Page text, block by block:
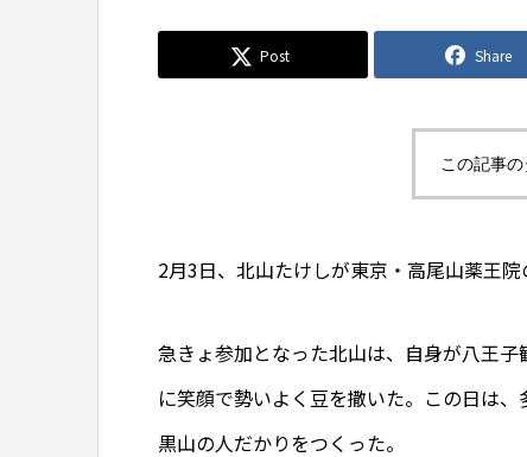
Post Share
この記事
2月3日、北山たけしが東京・高尾山薬王院
急きょ参加となった北山は、自身が八王
に笑顔で勢いよく豆を撒いた。この日は
黒山の人だかりをつくった。